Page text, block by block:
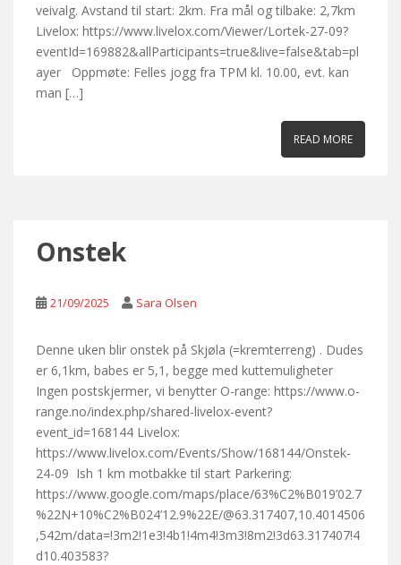
veivalg. Avstand til start: 2km. Fra mål og tilbake: 2,7km
Livelox: https://www.livelox.com/Viewer/Lortek-27-09?
eventId=169882&allParticipants=true&live=false&tab=pl
ayer Oppmøte: Felles jogg fra TPM kl. 10.00, evt. kan
man […]
READ MORE
Onstek
21/09/2025 Sara Olsen
Denne uken blir onstek på Skjøla (=kremterreng) . Dudes
er 6,1km, babes er 5,1, begge med kuttemuligheter
Ingen postskjermer, vi benytter O-range: https://www.o-
range.no/index.php/shared-livelox-event?
event_id=168144 Livelox:
https://www.livelox.com/Events/Show/168144/Onstek-
24-09 Ish 1 km motbakke til start Parkering:
https://www.google.com/maps/place/63%C2%B019’02.7
%22N+10%C2%B024’12.9%22E/@63.317407,10.4014506
,542m/data=!3m2!1e3!4b1!4m4!3m3!8m2!3d63.317407!4
d10.403583?